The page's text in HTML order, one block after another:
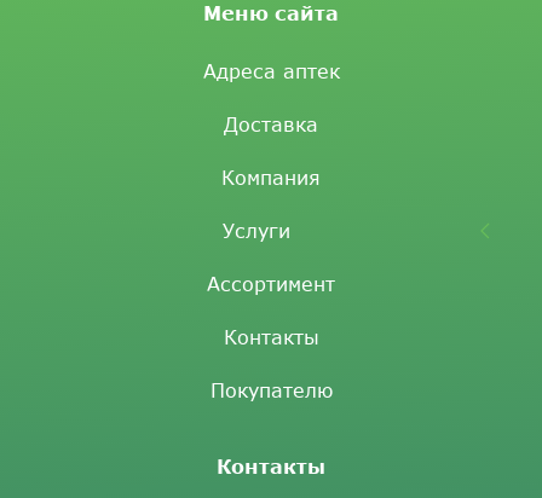
Меню сайта
Адреса аптек
Доставка
Компания
Услуги
Ассортимент
Контакты
Покупателю
Контакты